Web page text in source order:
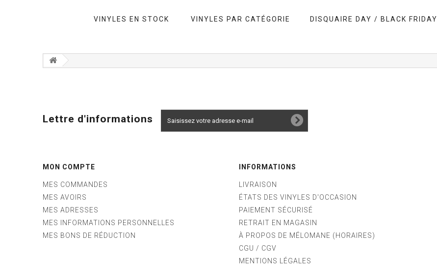
VINYLES EN STOCK VINYLES PAR CATÉGORIE DISQUAIRE DAY / BLACK FRIDAY
Lettre d'informations
MON COMPTE
MES COMMANDES
MES AVOIRS
MES ADRESSES
MES INFORMATIONS PERSONNELLES
MES BONS DE RÉDUCTION
INFORMATIONS
LIVRAISON
ÉTATS DES VINYLES D'OCCASION
PAIEMENT SÉCURISÉ
RETRAIT EN MAGASIN
À PROPOS DE MÉLOMANE (HORAIRES)
CGU / CGV
MENTIONS LÉGALES